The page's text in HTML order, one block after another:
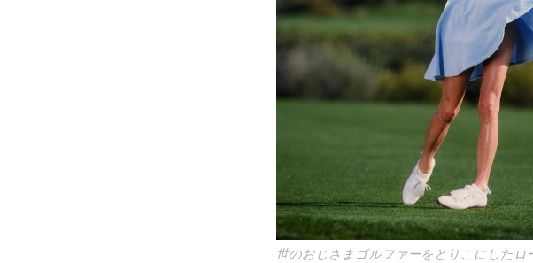
世のおじさまゴルファーをとりこにしたロ